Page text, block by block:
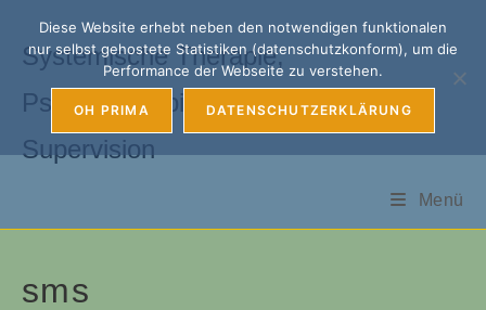
springen
Systemische Therapie,
Psychotherapie, Coaching &
Supervision
Menü
sms
Diese Website erhebt neben den notwendigen funktionalen
nur selbst gehostete Statistiken (datenschutzkonform), um die
Performance der Webseite zu verstehen.
OH PRIMA DATENSCHUTZERKLÄRUNG